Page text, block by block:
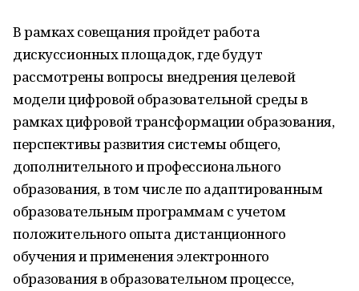
В рамках совещания пройдет работа
дискуссионных площадок, где будут
рассмотрены вопросы внедрения целевой
модели цифровой образовательной среды в
рамках цифровой трансформации образования,
перспективы развития системы общего,
дополнительного и профессионального
образования, в том числе по адаптированным
образовательным программам с учетом
положительного опыта дистанционного
обучения и применения электронного
образования в образовательном процессе,